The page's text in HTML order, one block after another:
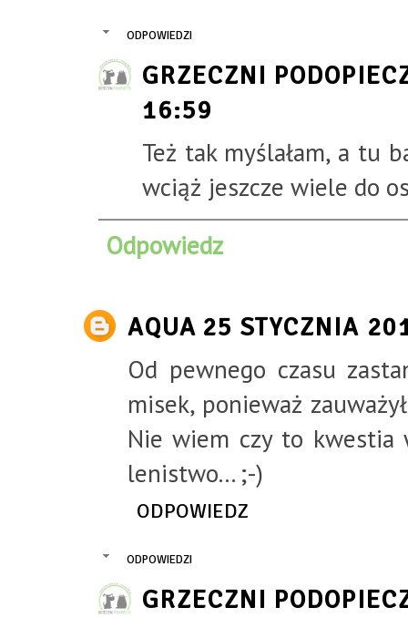
ODPOWIEDZI
GRZECZNI
16:59
Też tak myślałam, a tu
wciąż jeszcze wiele do
Odpowiedz
AQUA 25 STYCZNIA
Od pewnego czasu
misek, ponieważ
Nie wiem czy to kwestia
lenistwo... ;-)
ODPOWIEDZ
ODPOWIEDZI
GRZECZNI